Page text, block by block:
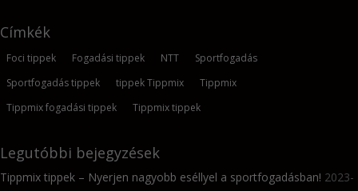
Címkék
Foci tippek Fogadási tippek NTT
Sportfogadás
Sportfogadás tippek
tippek Tippmix
Tippmix
Tippmix fogadási tippek
Tippmix tippek
Legutóbbi bejegyzések
Tippmix tippek – Nyerjen nagyobb eséllyel a sportfogadásban! 2023-